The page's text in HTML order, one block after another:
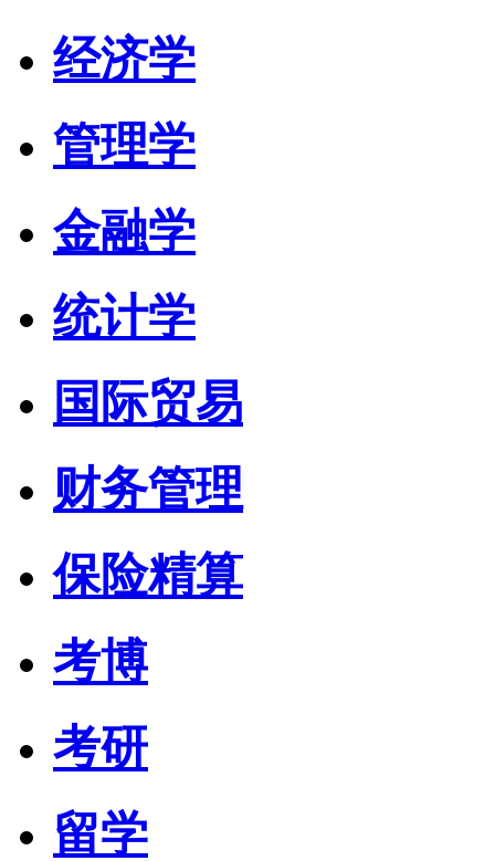
经济学
管理学
金融学
统计学
国际贸易
财务管理
保险精算
考博
考研
留学